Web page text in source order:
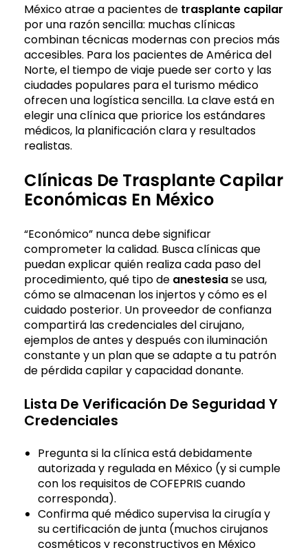
México atrae a pacientes de trasplante capilar
por una razón sencilla: muchas clínicas
combinan técnicas modernas con precios más
accesibles. Para los pacientes de América del
Norte, el tiempo de viaje puede ser corto y las
ciudades populares para el turismo médico
ofrecen una logística sencilla. La clave está en
elegir una clínica que priorice los estándares
médicos, la planificación clara y resultados
realistas.
Clínicas De Trasplante Capilar
Económicas En México
“Económico” nunca debe significar
comprometer la calidad. Busca clínicas que
puedan explicar quién realiza cada paso del
procedimiento, qué tipo de anestesiase usa,
cómo se almacenan los injertos y cómo es el
cuidado posterior. Un proveedor de confianza
compartirá las credenciales del cirujano,
ejemplos de antes y después con iluminación
constante y un plan que se adapte a tu patrón
de pérdida capilar y capacidad donante.
Lista De Verificación De Seguridad Y
Credenciales
Pregunta si la clínica está debidamente
autorizada y regulada en México (y si cumple
con los requisitos de COFEPRIS cuando
corresponda).
Confirma qué médico supervisa la cirugía y
su certificación de junta (muchos cirujanos
cosméticos y reconstructivos en México